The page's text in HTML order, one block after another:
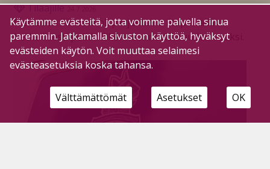
Tilaajille
Nelostien liikenne oli perjantaina iltapäivällä
hetkellisesti poikki liikenneonnettomuuden vuoksi.
Käytämme evästeitä, jotta voimme palvella sinua
paremmin. Jatkamalla sivuston käyttöä, hyväksyt
evästeiden käytön. Voit muuttaa selaimesi
evästeasetuksia koska tahansa.
Välttämättömät Asetukset OK